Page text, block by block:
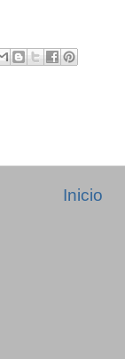
Inicio